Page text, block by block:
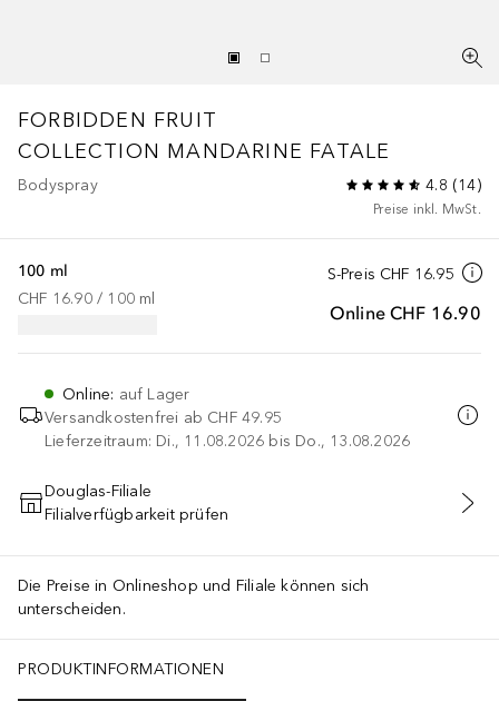
FORBIDDEN FRUIT
COLLECTION MANDARINE FATALE
Bodyspray 4.8 (14)
Preise inkl. MwSt.
S-Preis CHF 16.95
Online CHF 16.90
100 ml
CHF 16.90 / 100 ml
Online: auf Lager
Versandkostenfrei ab CHF 49.95
Lieferzeitraum: Di., 11.08.2026 bis Do., 13.08.2026
IN DEN WARENKORB
Douglas-Filiale
Filialverfügbarkeit prüfen
Die Preise in Onlineshop und Filiale können sich
unterscheiden.
PRODUKTINFORMATIONEN